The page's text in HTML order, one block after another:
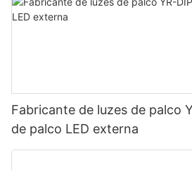
Fabricante de luzes de palco
de palco LED externa